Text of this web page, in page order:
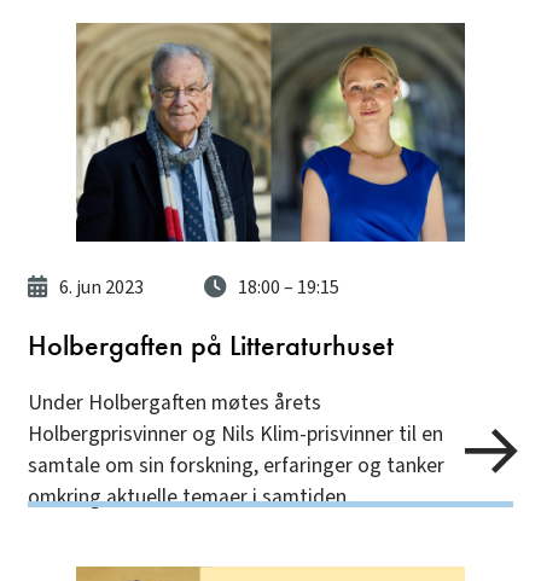
6. jun 2023 18:00– 19:15
Holbergaften på Litteraturhuset
Under Holbergaften møtes årets
Holbergprisvinner og Nils Klim-prisvinner til en
samtale om sin forskning, erfaringer og tanker
omkring aktuelle temaer i samtiden.